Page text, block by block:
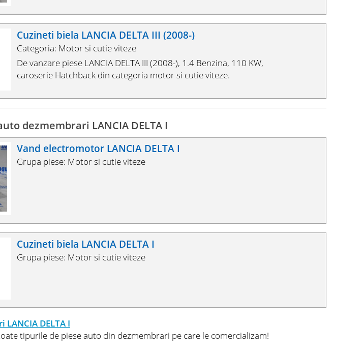
Cuzineti biela LANCIA DELTA III (2008-)
Categoria: Motor si cutie viteze
De vanzare piese LANCIA DELTA III (2008-), 1.4 Benzina, 110 KW,
caroserie Hatchback din categoria motor si cutie viteze.
dezmembrari LANCIA DELTA I
Vand electromotor LANCIA DELTA I
Grupa piese: Motor si cutie viteze
Cuzineti biela LANCIA DELTA I
Grupa piese: Motor si cutie viteze
DELTA I
tipurile de piese auto din dezmembrari pe care le comercializam!